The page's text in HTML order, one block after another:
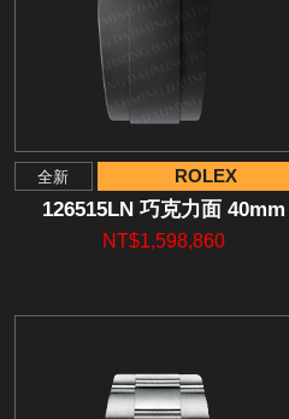
全新 ROLEX
126515LN 巧克力面 40mm
NT$1,598,860